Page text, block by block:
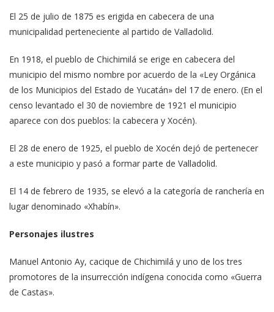
El 25 de julio de 1875 es erigida en cabecera de una
municipalidad perteneciente al partido de Valladolid.
En 1918, el pueblo de Chichimilá se erige en cabecera del
municipio del mismo nombre por acuerdo de la «Ley Orgánica
de los Municipios del Estado de Yucatán» del 17 de enero. (En el
censo levantado el 30 de noviembre de 1921 el municipio
aparece con dos pueblos: la cabecera y Xocén).
El 28 de enero de 1925, el pueblo de Xocén dejó de pertenecer
a este municipio y pasó a formar parte de Valladolid.
El 14 de febrero de 1935, se elevó a la categoría de ranchería en
lugar denominado «Xhabín».
Personajes ilustres
Manuel Antonio Ay, cacique de Chichimilá y uno de los tres
promotores de la insurrección indígena conocida como «Guerra
de Castas».